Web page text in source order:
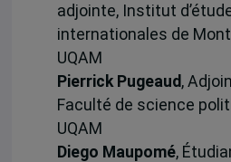
adjointe, Institut
internationales de
UQAM
Pierrick Pugeaud ,
Faculté de science
UQAM
Diego Maupomé,